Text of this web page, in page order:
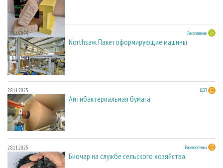
28.11.2025 Лесопиление
Northsaw. Пакетоформирующие машины
28.11.2025 ЦБП
Антибактериальная бумага
28.11.2025 Биоэнергетика
Биочар на службе сельского хозяйства